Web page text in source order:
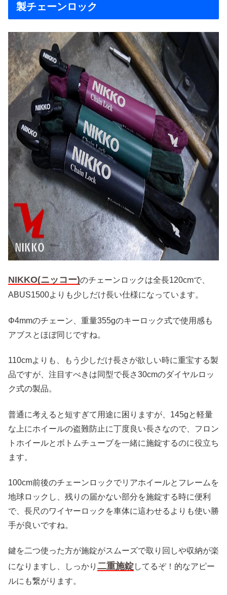
製チェーンロック
NIKKO(ニッコー)のチェーンロックは全長120cmで、
ABUS1500よりも少しだけ長い仕様になっています。
Φ4mmのチェーン、重量355gのキーロック式で使用感も
アブスとほぼ同じですね。
110cmよりも、もう少しだけ長さが欲しい時に重宝する製
品ですが、注目すべきは同型で長さ30cmのダイヤルロッ
ク式の製品。
普通に考えると短すぎて用途に困りますが、145gと軽量
な上にホイールの盗難防止に丁度良い長さなので、フロン
トホイールとボトムチューブを一緒に施錠するのに役立ち
ます。
100cm前後のチェーンロックでリアホイールとフレームを
地球ロックし、残りの届かない部分を施錠する時に便利
で、長尺のワイヤーロックを車体に這わせるよりも使い勝
手が良いですね。
鍵を二つ使った方が施錠がスムーズで取り回しや収納が楽
になりますし、しっかり 二重施錠してるぞ！的なアピー
ルにも繋がります。